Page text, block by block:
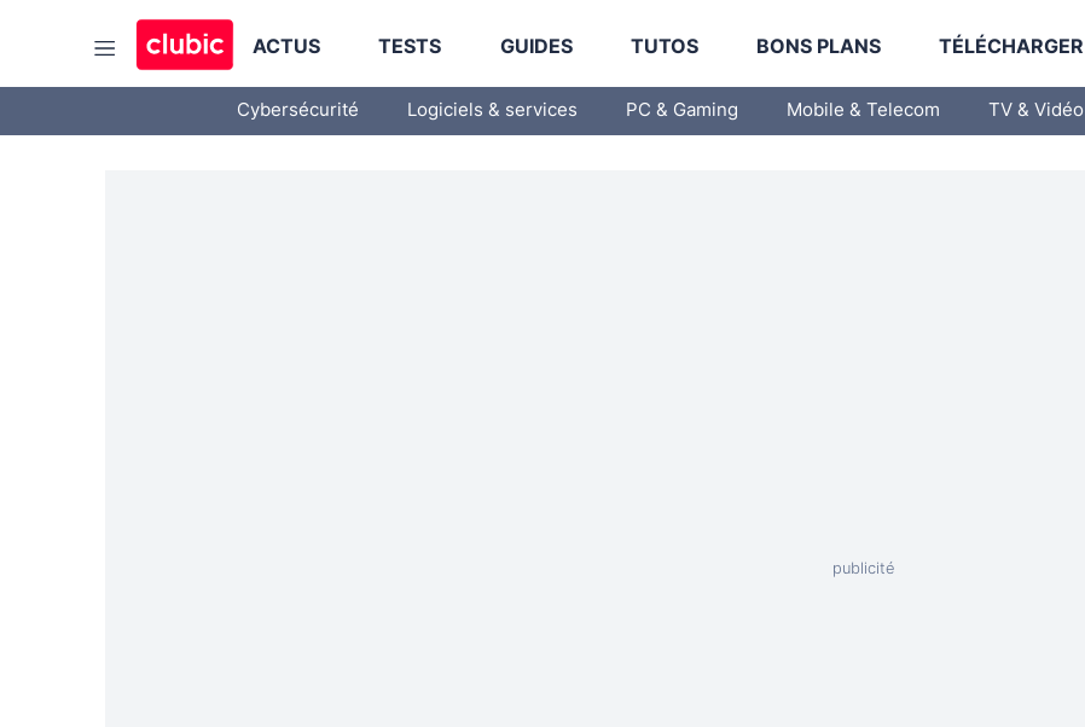
ACTUS TESTS GUIDES TUTOS BONS PLANS TÉLÉCHARGER
Cybersécurité Logiciels & services PC & Gaming Mobile & Telecom TV & Vidéo